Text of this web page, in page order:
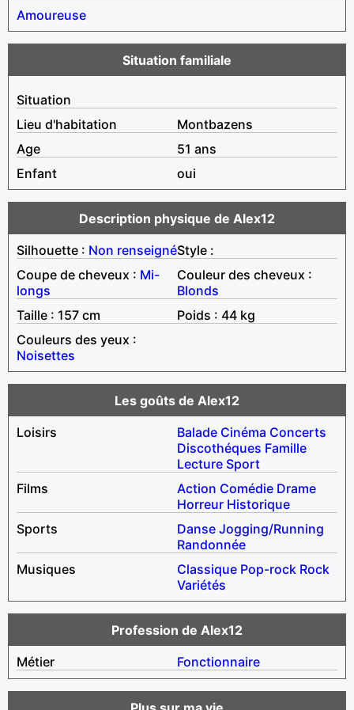
Amoureuse
Situation familiale
Situation
Lieu d'habitation
Montbazens
Age
51 ans
Enfant
oui
Description physique de Alex12
Silhouette : Non renseignéStyle :
Coupe de cheveux : Mi-
longs
Couleur des cheveux :
Blonds
Taille : 157 cm
Poids : 44 kg
Couleurs des yeux :
Noisettes
Les goûts de Alex12
Loisirs
Balade Cinéma Concerts
Discothéques Famille
Lecture Sport
Films
Action Comédie Drame
Horreur Historique
Sports
Danse Jogging/Running
Randonnée
Musiques
Classique Pop-rock Rock
Variétés
Profession de Alex12
Métier
Fonctionnaire